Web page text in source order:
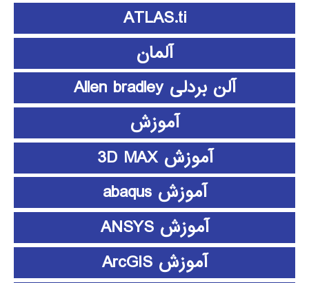
ATLAS.ti
آلمان
آلن بردلی Allen bradley
آموزش
آموزش 3D MAX
آموزش abaqus
آموزش ANSYS
آموزش ArcGIS